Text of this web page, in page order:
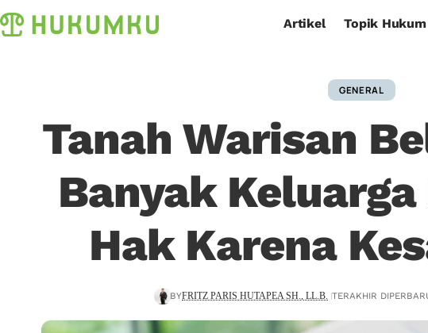
Artikel Topik Hukum
GENERAL
Tanah Warisan
Banyak
Hak Karena
BYFRITZ PARIS HUTAPEA SH., LL.B. TERAKHIR